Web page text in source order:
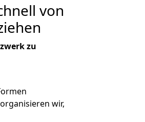
von
zu
wir,